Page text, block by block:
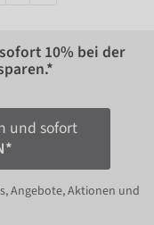
10% bei der
und sofort
Angebote, Aktionen und